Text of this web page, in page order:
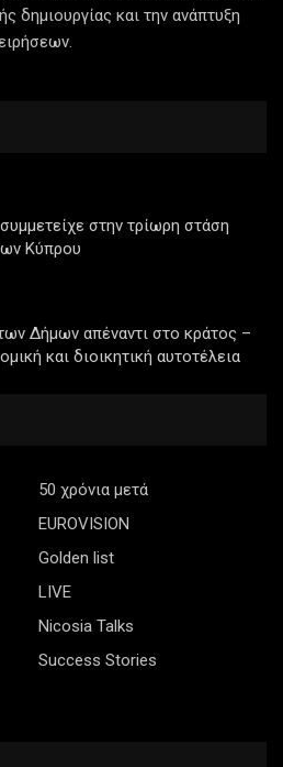
δημιουργίας και την ανάπτυξη
στην τρίωρη στάση
Κύπρου
Δήμων απέναντι στο κράτος –
και διοικητική αυτοτέλεια
50 χρόνια μετά
EUROVISION
Golden list
LIVE
Nicosia Talks
Success Stories